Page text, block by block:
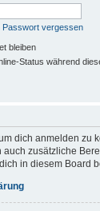
Passwort vergessen
bleiben
Status während
dich anmelden
zusätzliche
in diesem Board